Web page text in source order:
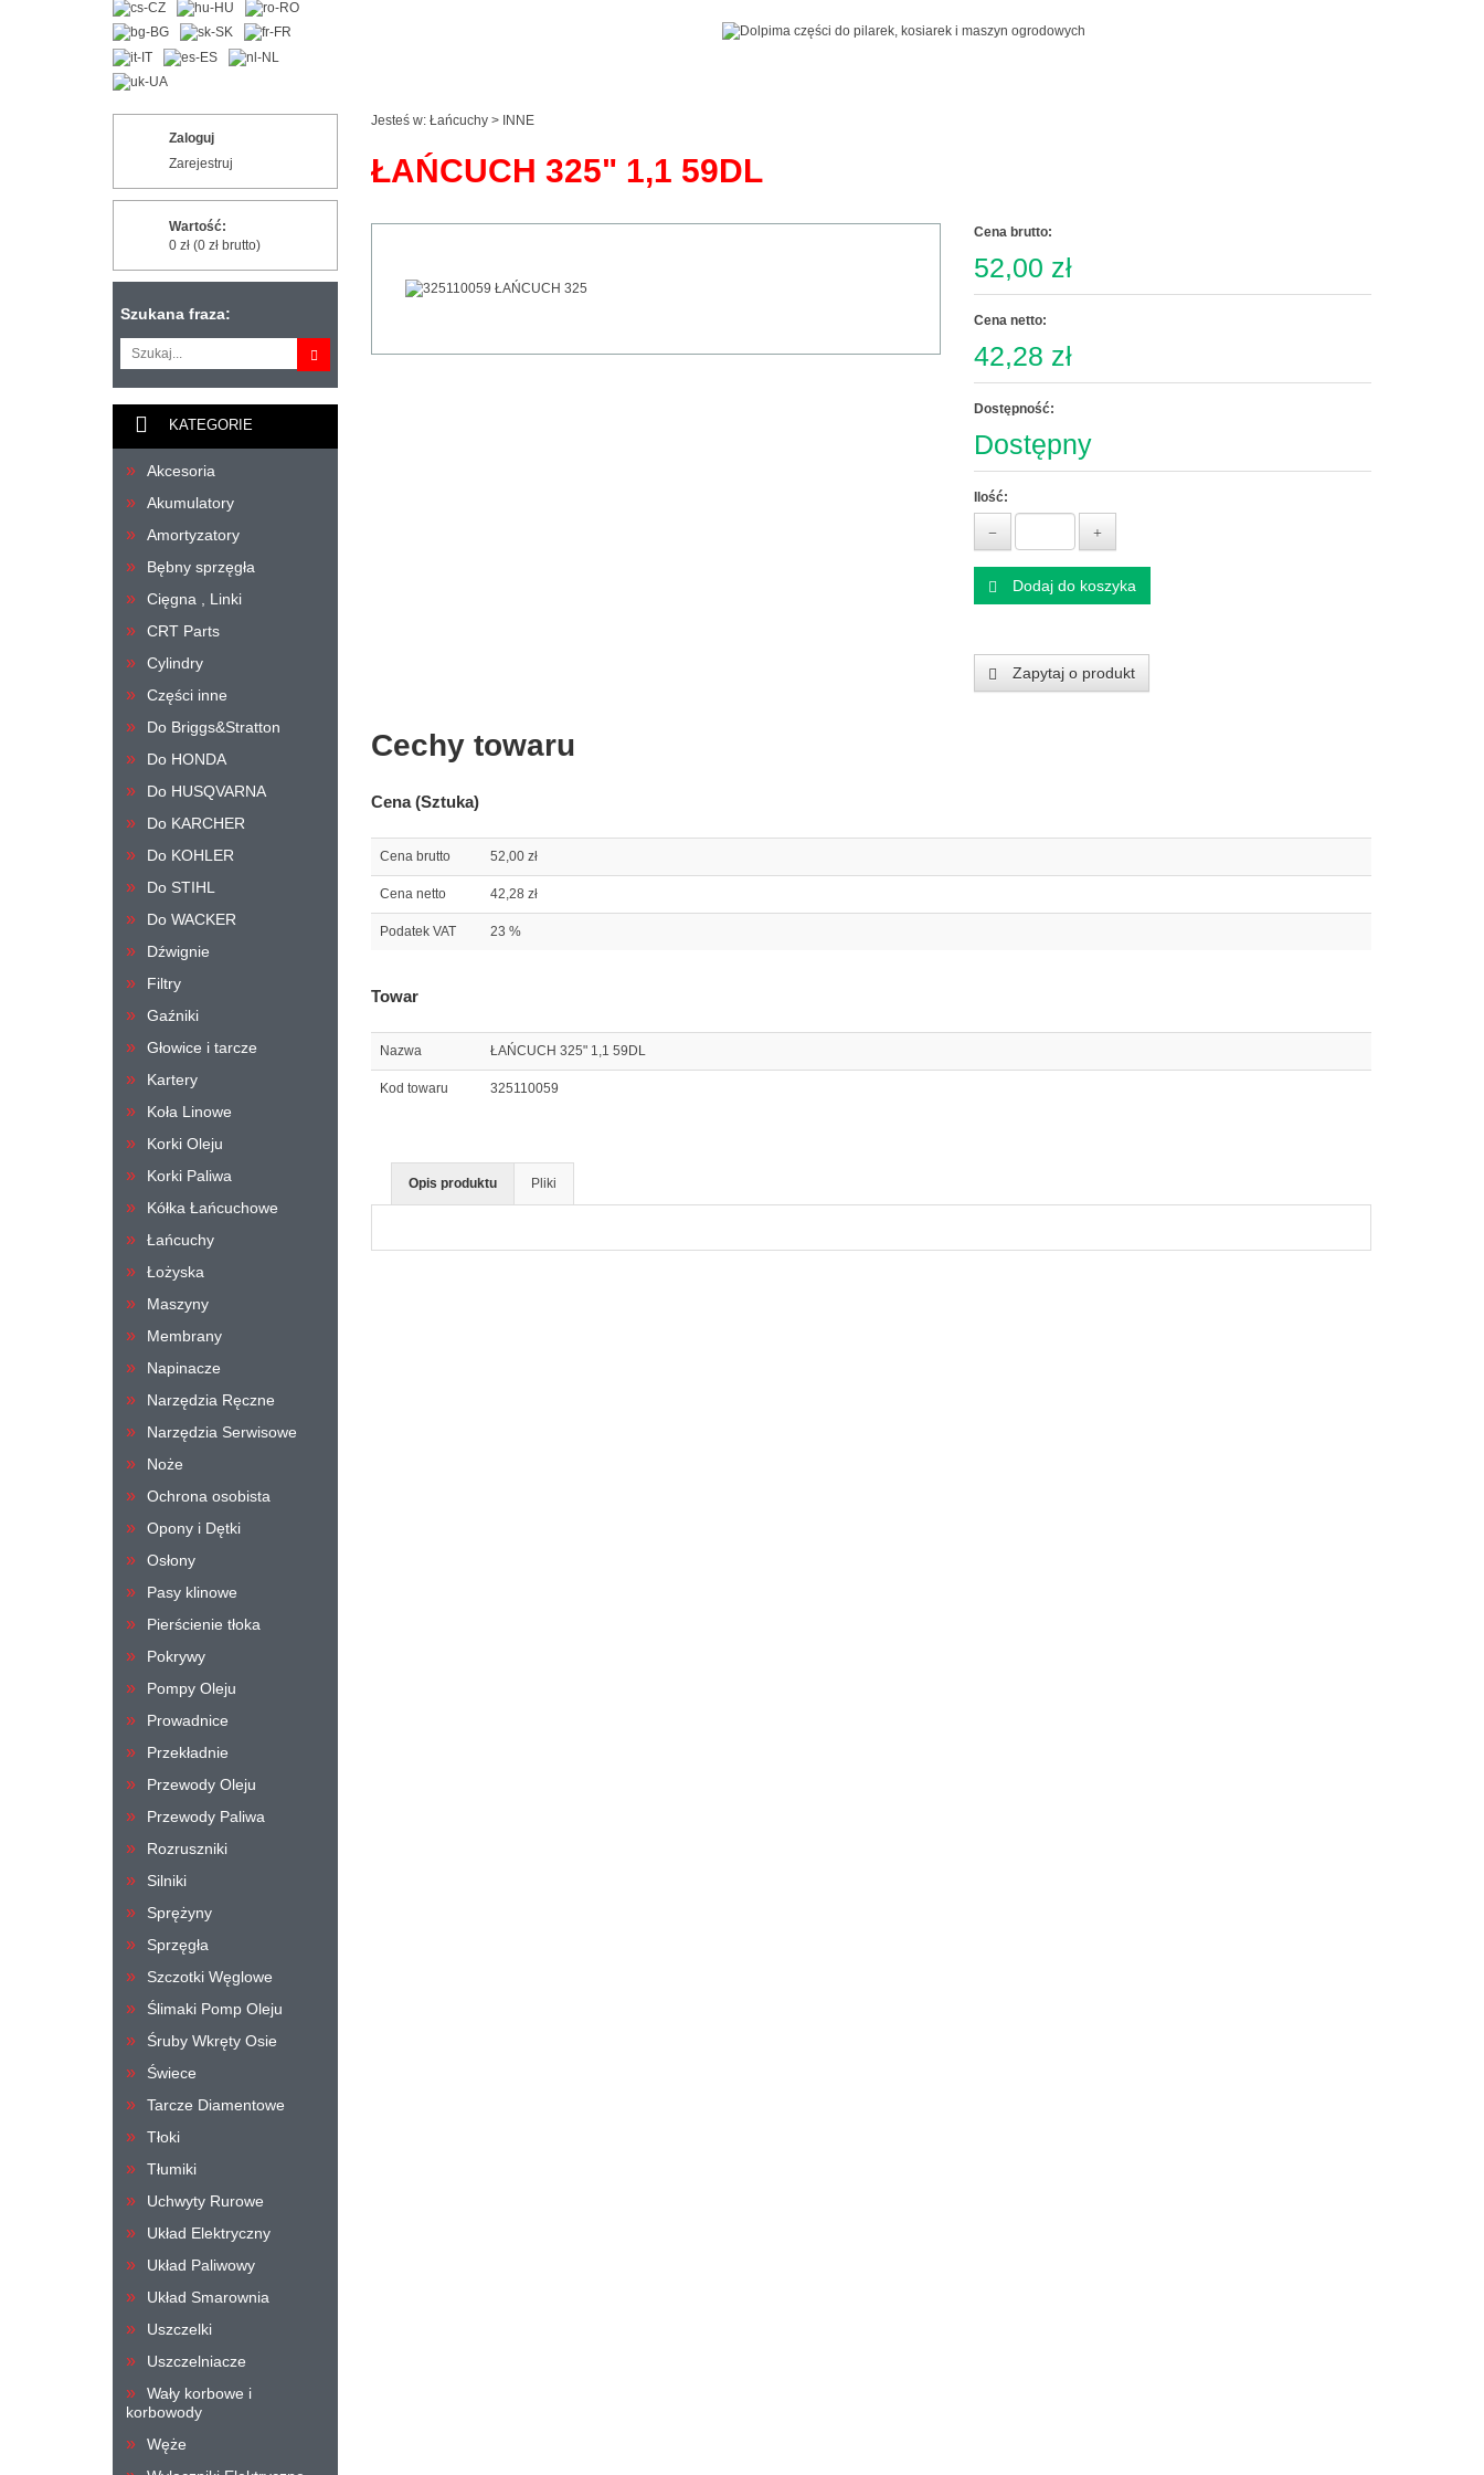
Zaloguj
Zarejestruj
Wartość:
0 zł (0 zł brutto)
Szukana fraza:
KATEGORIE
Akcesoria
Akumulatory
Amortyzatory
Bębny sprzęgła
Cięgna , Linki
CRT Parts
Cylindry
Części inne
Do Briggs&Stratton
Do HONDA
Do HUSQVARNA
Do KARCHER
Do KOHLER
Do STIHL
Do WACKER
Dźwignie
Filtry
Gaźniki
Głowice i tarcze
Kartery
Koła Linowe
Korki Oleju
Korki Paliwa
Kółka Łańcuchowe
Łańcuchy
Łożyska
Maszyny
Membrany
Napinacze
Narzędzia Ręczne
Narzędzia Serwisowe
Noże
Ochrona osobista
Opony i Dętki
Osłony
Pasy klinowe
Pierścienie tłoka
Pokrywy
Pompy Oleju
Prowadnice
Przekładnie
Przewody Oleju
Przewody Paliwa
Rozruszniki
Silniki
Sprężyny
Sprzęgła
Szczotki Węglowe
Ślimaki Pomp Oleju
Śruby Wkręty Osie
Świece
Tarcze Diamentowe
Tłoki
Tłumiki
Uchwyty Rurowe
Układ Elektryczny
Układ Paliwowy
Układ Smarownia
Uszczelki
Uszczelniacze
Wały korbowe i
korbowody
Węże
Jesteś w: Łańcuchy > INNE
ŁAŃCUCH 325" 1,1 59DL
Cena brutto:
52,00 zł
Cena netto:
42,28 zł
Dostępność:
Dostępny
Ilość:
Dodaj do koszyka
Zapytaj o produkt
Cechy towaru
Cena (Sztuka)
Cena brutto 52,00 zł
Cena netto 42,28 zł
Podatek VAT 23 %
Towar
Nazwa ŁAŃCUCH 325" 1,1 59DL
Kod towaru 325110059
Opis produktu Pliki